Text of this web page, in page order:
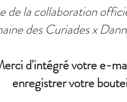
de la collaboration
des Curiades x
d'intégré votre e-
enregistrer votre